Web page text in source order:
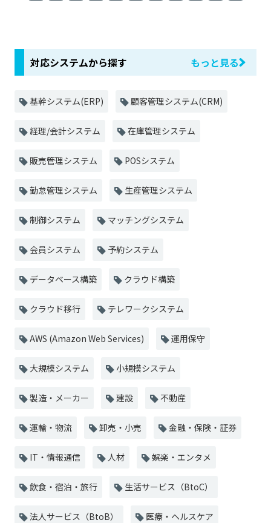
対応システムから探す もっと見る
基幹システム(ERP) 顧客管理システム(CRM)
経理/会計システム 在庫管理システム
販売管理システム POSシステム
勤怠管理システム 生産管理システム
制御システム マッチングシステム
会員システム 予約システム
データベース構築 クラウド構築
クラウド移行 テレワークシステム
AWS (Amazon Web Services) 運用保守
大規模システム 小規模システム
製造・メーカー 建設 不動産
運輸・物流 卸売・小売 金融・保険・証券
IT・情報通信 人材 娯楽・エンタメ
飲食・宿泊・旅行 生活サービス（BtoC）
法人サービス（BtoB） 医療・ヘルスケア